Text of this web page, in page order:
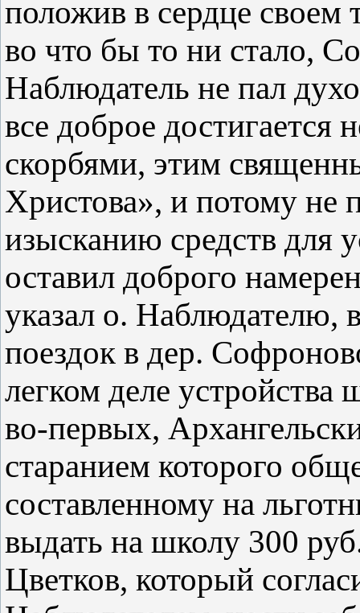
положив в сердце своем
во что бы то ни стало,
Наблюдатель не пал
все доброе достигается
скорбями, этим
Христова», и потому не
изысканию средств для
оставил доброго
указал о. Наблюдателю,
поездок в дер.
легком деле
во-первых,
старанием которого
составленному на
выдать на школу 300
Цветков, который